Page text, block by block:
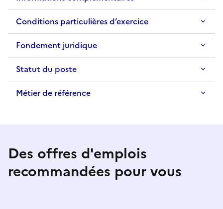
Conditions particulières d’exercice
Fondement juridique
Statut du poste
Métier de référence
Des offres d'emplois
recommandées pour vous